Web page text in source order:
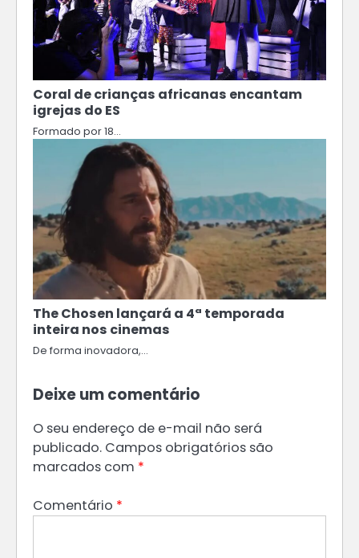
Coral de crianças africanas encantam
igrejas do ES
Formado por 18…
The Chosen lançará a 4ª temporada
inteira nos cinemas
De forma inovadora,…
Deixe um comentário
O seu endereço de e-mail não será
publicado. Campos obrigatórios são
marcados com *
Comentário *